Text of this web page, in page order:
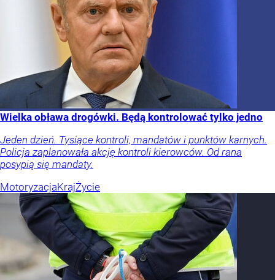
Wielka obława drogówki. Będą kontrolować tylko jedno
Jeden dzień. Tysiące kontroli, mandatów i punktów karnych.
Policja zaplanowała akcję kontroli kierowców. Od rana
posypią się mandaty.
MotoryzacjaKrajŻycie